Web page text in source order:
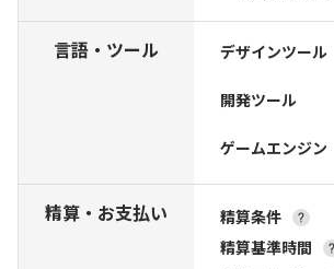
言語・ツール デザインツール
開発ツール
ゲームエンジン
精算・お支払い 精算条件
精算基準時間